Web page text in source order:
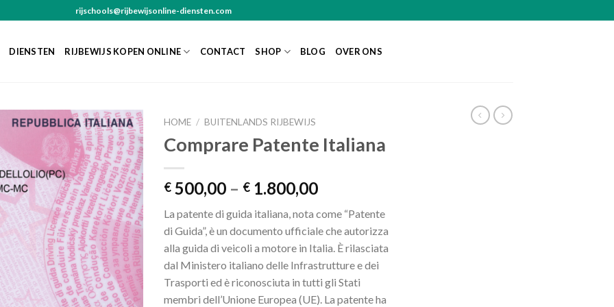
rijschools@rijbewijsonline-diensten.com
DIENSTEN RIJBEWIJS KOPEN ONLINE CONTACT SHOP BLOG OVER ONS
HOME / BUITENLANDS RIJBEWIJS
Comprare Patente Italiana
€ 500,00 – € 1.800,00Price
€ 500,00
through
€ 1.800,00
La patente di guida italiana, nota come “Patente
di Guida”, è un documento ufficiale che autorizza
alla guida di veicoli a motore in Italia. È rilasciata
dal Ministero italiano delle Infrastrutture e dei
Trasporti ed è riconosciuta in tutti gli Stati
membri dell’Unione Europea (UE). La patente ha